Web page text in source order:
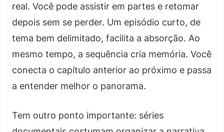
real. Você pode assistir em partes e retomar
depois sem se perder. Um episódio curto, de
tema bem delimitado, facilita a absorção. Ao
mesmo tempo, a sequência cria memória. Você
conecta o capítulo anterior ao próximo e passa
a entender melhor o panorama.
Tem outro ponto importante: séries